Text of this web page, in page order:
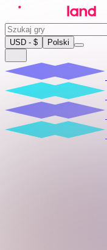
USD - $ Polski